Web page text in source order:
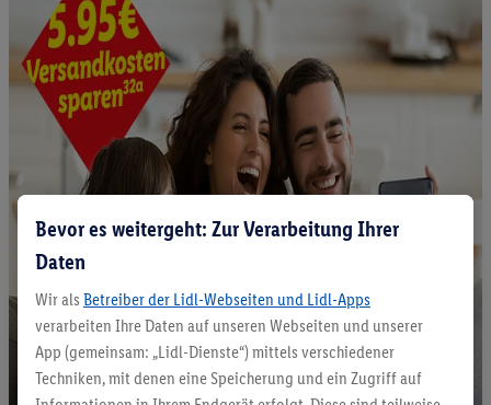
Bevor es weitergeht: Zur Verarbeitung Ihrer
Daten
Wir als Betreiber der Lidl-Webseiten und Lidl-Apps
verarbeiten Ihre Daten auf unseren Webseiten und unserer
App (gemeinsam: „Lidl-Dienste“) mittels verschiedener
Techniken, mit denen eine Speicherung und ein Zugriff auf